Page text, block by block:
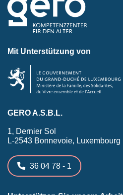
Mit Unterstützung von
GERO A.S.B.L.
1, Dernier Sol
L-2543 Bonnevoie, Luxembourg
36 04 78 - 1